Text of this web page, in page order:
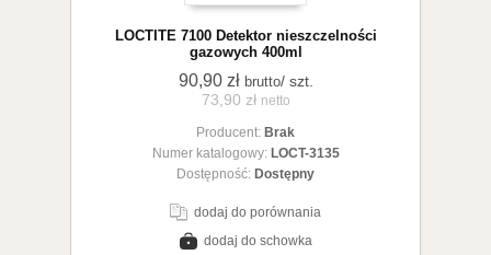
koszyka
LOCTITE 7100 Detektor nieszczelności
gazowych 400ml
90,90 zł brutto/ szt.
73,90 zł netto
Producent: Brak
Numer katalogowy: LOCT-3135
Dostępność: Dostępny
dodaj do porównania
dodaj do schowka